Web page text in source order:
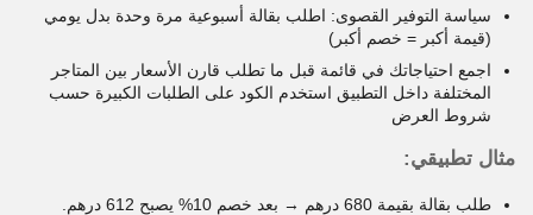
سياسة التوفير القصوى: اطلب بقالة أسبوعية مرة وحدة بدل يومي
(قيمة أكبر = خصم أكبر)
اجمع احتياجاتك في قائمة قبل ما تطلب قارن الأسعار بين المتاجر
المختلفة داخل التطبيق استخدم الكود على الطلبات الكبيرة حسب
شروط العرض
مثال تطبيقي:
طلب بقالة بقيمة 680 درهم → بعد خصم 10% يصبح 612 درهم.